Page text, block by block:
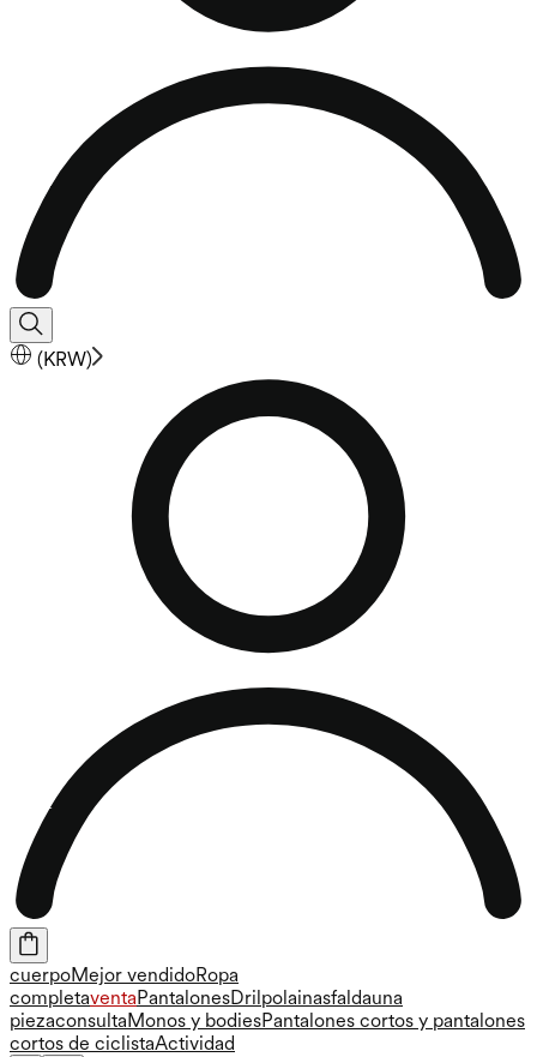
(KRW)
cuerpoMejor vendidoRopa
completaventa PantalonesDril polainasfaldauna
piezaconsulta Monos y bodiesPantalones cortos y pantalones
cortos de ciclistaActividad